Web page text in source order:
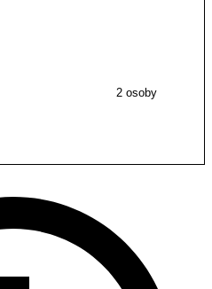
2 osoby